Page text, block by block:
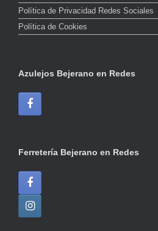
Política de Privacidad Redes Sociales
Política de Cookies
Azulejos Bejerano en Redes
Ferretería Bejerano en Redes